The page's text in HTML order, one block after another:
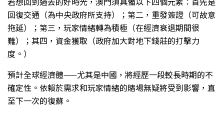
回復交通（為中央政府所支持）；第二，重發簽證（可故意
拖延）；第三，玩家情緒轉為積極（在經濟衰退期間很
難）；其四，資金獲取（政府加大對地下錢莊的打擊力
度。）
預計全球經濟體——尤其是中國，將經歷一段較長時期的不
確定性。依賴於需求和玩家情緒的賭場無疑將受到影響，直
至下一次的復蘇。